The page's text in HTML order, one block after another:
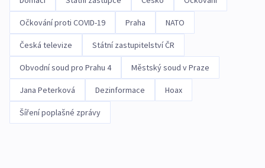
Očkování proti COVID-19 Praha NATO
Česká televize Státní zastupitelství ČR
Obvodní soud pro Prahu 4 Městský soud v Praze
Jana Peterková Dezinformace Hoax
Šíření poplašné zprávy